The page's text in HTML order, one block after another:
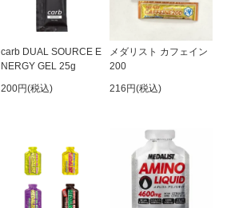
carb DUAL SOURCE E
NERGY GEL 25g
200円(税込)
メダリスト カフェイン
200
216円(税込)